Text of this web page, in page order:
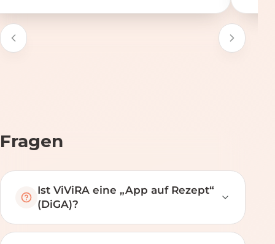
Fragen
Ist ViViRA eine „App auf Rezept“
(DiGA)?